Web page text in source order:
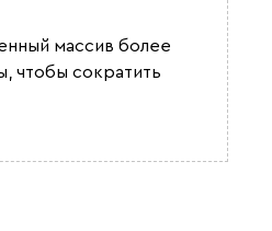
массив более
чтобы сократить